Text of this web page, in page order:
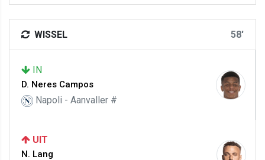
WISSEL 58'
IN
D. Neres Campos
Napoli - Aanvaller #
UIT
N. Lang